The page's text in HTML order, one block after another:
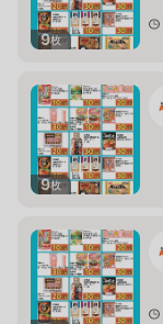
9枚
9枚